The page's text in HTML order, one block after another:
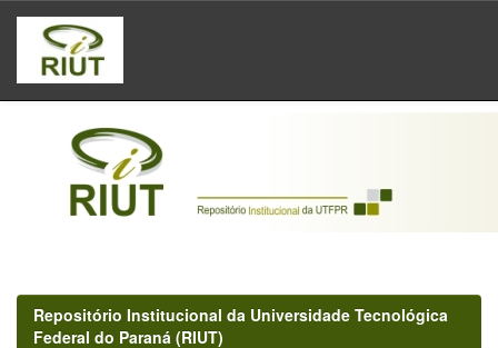
Skip
navigation
Repositório Institucional da Universidade Tecnológica
Federal do Paraná (RIUT)